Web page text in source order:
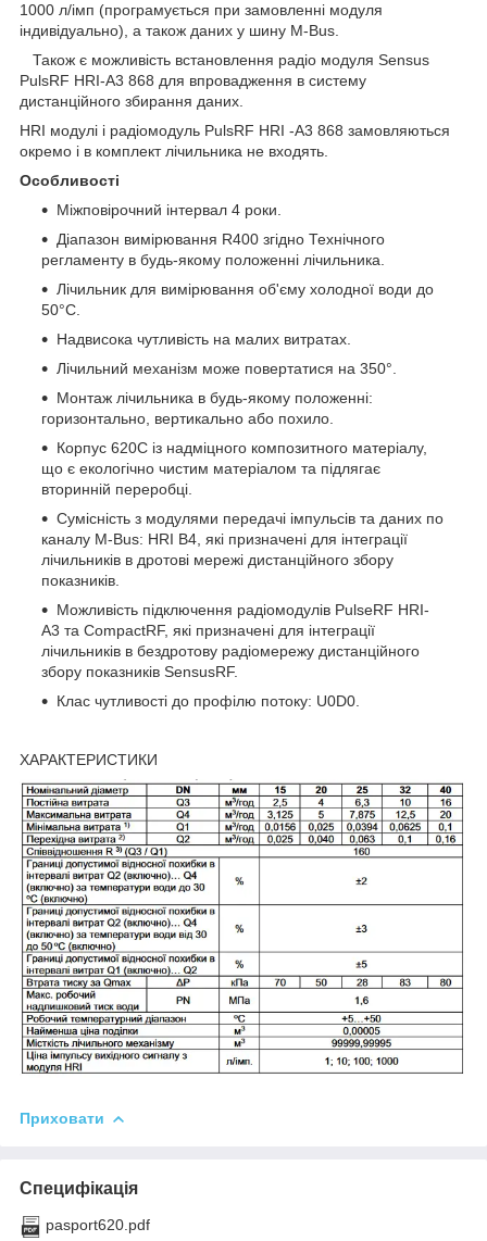
1000 л/імп (програмується при замовленні модуля
індивідуально), а також даних у шину M-Bus.
Також є можливість встановлення радіо модуля Sensus
PulsRF HRI-A3 868 для впровадження в систему
дистанційного збирання даних.
HRI модулі і радіомодуль PulsRF HRI -A3 868 замовляються
окремо і в комплект лічильника не входять.
Особливості
Міжповірочний інтервал 4 роки.
Діапазон вимірювання R400 згідно Технічного
регламенту в будь-якому положенні лічильника.
Лічильник для вимірювання об'єму холодної води до
50°C.
Надвисока чутливість на малих витратах.
Лічильний механізм може повертатися на 350°.
Монтаж лічильника в будь-якому положенні:
горизонтально, вертикально або похило.
Корпус 620С із надміцного композитного матеріалу,
що є екологічно чистим матеріалом та підлягає
вторинній переробці.
Сумісність з модулями передачі імпульсів та даних по
каналу M-Bus: HRI B4, які призначені для інтеграції
лічильників в дротові мережі дистанційного збору
показників.
Можливість підключення радіомодулів PulseRF HRI-
A3 та CompactRF, які призначені для інтеграції
лічильників в бездротову радіомережу дистанційного
збору показників SensusRF.
Клас чутливості до профілю потоку: U0D0.
ХАРАКТЕРИСТИКИ
Приховати
Специфікація
pasport620.pdf